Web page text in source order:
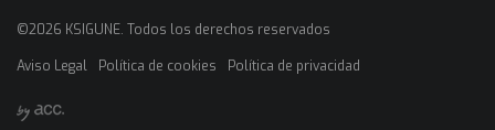
©2026 KSIGUNE. Todos los derechos reservados
legales
Aviso Legal Política de cookies Política de privacidad